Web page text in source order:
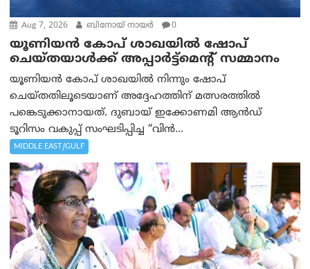
Aug 7, 2026 ബിനോയ് നായര്‍ 0
യൂണിയൻ കോപ് ശാഖയിൽ ഷോപ്
ചെയ്തയാൾക്ക് അപ്പാർട്ട്മെന്റ് സമ്മാനം
യൂണിയൻ കോപ് ശാഖയിൽ നിന്നും ഷോപ്
ചെയ്തതിലൂടെയാണ് അദ്ദേഹത്തിന് മത്സരത്തിൽ
പങ്കെടുക്കാനായത്. ദുബായ് ഇക്കോണമി ആൻഡ്
ടൂറിസം വകുപ്പ് സംഘടിപ്പിച്ച “വിൻ...
MIDDLE EAST/GULF